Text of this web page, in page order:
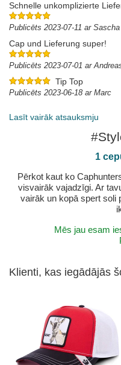
Schnelle unkomplizierte
Publicēts 2023-07-11 ar
Cap und Lieferung super!
Publicēts 2023-07-01 ar
Tip Top
Publicēts 2023-06-18 ar Marc
Lasīt vairāk atsauksmju
1
Pērkot kaut ko
visvairāk vajadzīgi. Ar
vairāk un kopā spert soli
Mēs jau esam
Klienti, kas iegādājās